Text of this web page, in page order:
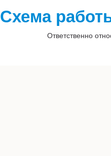
Схема
Ответственно